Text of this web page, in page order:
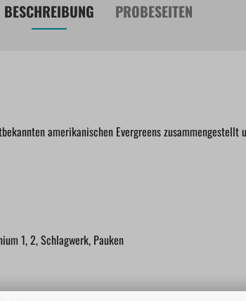
BESCHREIBUNG PROBESEITEN
amerikanischen Evergreens zusammengestellt
1, 2, Schlagwerk, Pauken